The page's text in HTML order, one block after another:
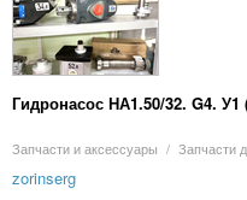
Гидронасос НА1.50/32. G4.
Запчасти и аксессуары / Запчасти
zorinserg